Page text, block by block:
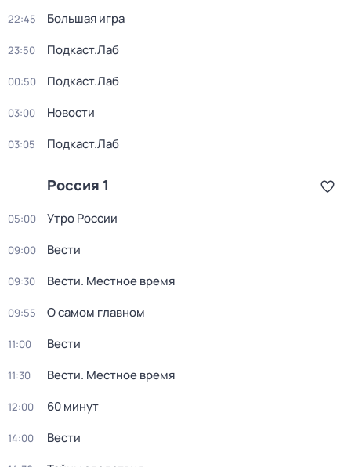
22:45 Большая игра
23:50 Подкаст.Лаб
00:50 Подкаст.Лаб
03:00 Новости
03:05 Подкаст.Лаб
Россия 1
05:00 Утро России
09:00 Вести
09:30 Вести. Местное время
09:55 О самом главном
11:00 Вести
11:30 Вести. Местное время
12:00 60 минут
14:00 Вести